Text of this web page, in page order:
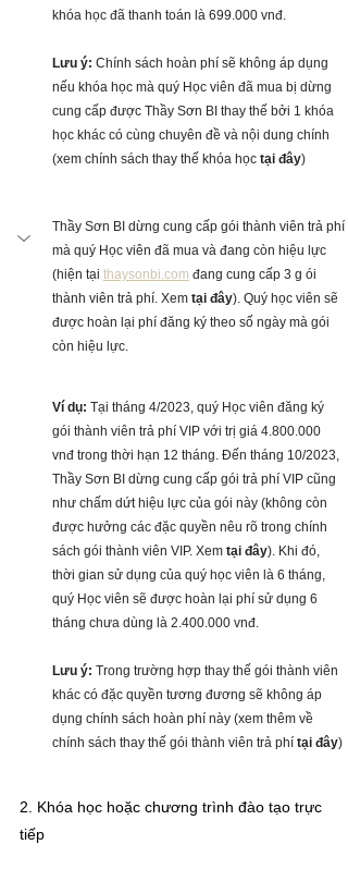
khóa học đã thanh toán là 699.000 vnđ.
Lưu ý: Chính sách hoàn phí sẽ không áp dụng
nếu khóa học mà quý Học viên đã mua bị dừng
cung cấp được Thầy Sơn BI thay thế bởi 1 khóa
học khác có cùng chuyên đề và nội dung chính
(xem chính sách thay thế khóa học tại đây)
Thầy Sơn BI dừng cung cấp gói thành viên trả phí
mà quý Học viên đã mua và đang còn hiệu lực
(hiện tại thaysonbi.com đang cung cấp 3 g ói
thành viên trả phí. Xem tại đây). Quý học viên sẽ
được hoàn lại phí đăng ký theo số ngày mà gói
còn hiệu lực.
Ví dụ: Tại tháng 4/2023, quý Học viên đăng ký
gói thành viên trả phí VIP với trị giá 4.800.000
vnđ trong thời hạn 12 tháng. Đến tháng 10/2023,
Thầy Sơn BI dừng cung cấp gói trả phí VIP cũng
như chấm dứt hiệu lực của gói này (không còn
được hưởng các đặc quyền nêu rõ trong chính
sách gói thành viên VIP. Xem tại đây). Khi đó,
thời gian sử dụng của quý học viên là 6 tháng,
quý Học viên sẽ được hoàn lại phí sử dụng 6
tháng chưa dùng là 2.400.000 vnđ.
Lưu ý: Trong trường hợp thay thế gói thành viên
khác có đặc quyền tương đương sẽ không áp
dụng chính sách hoàn phí này (xem thêm về
chính sách thay thế gói thành viên trả phí tại đây)
2. Khóa học hoặc chương trình đào tạo trực
tiếp